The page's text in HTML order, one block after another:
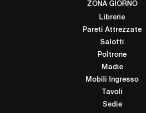
ZONA GIORNO
Librerie
Pareti Attrezzate
Salotti
Poltrone
Madie
Mobili Ingresso
Tavoli
Sedie